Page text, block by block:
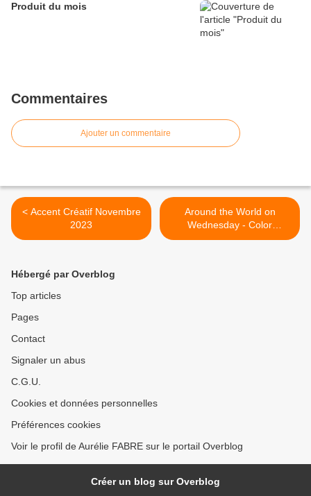
Produit du mois
Commentaires
Ajouter un commentaire
< Accent Créatif Novembre
2023
Around the World on
Wednesday - Color
challenge Fall in Paris >
Hébergé par Overblog
Top articles
Pages
Contact
Signaler un abus
C.G.U.
Cookies et données personnelles
Préférences cookies
Voir le profil de Aurélie FABRE sur le portail Overblog
Créer un blog sur Overblog